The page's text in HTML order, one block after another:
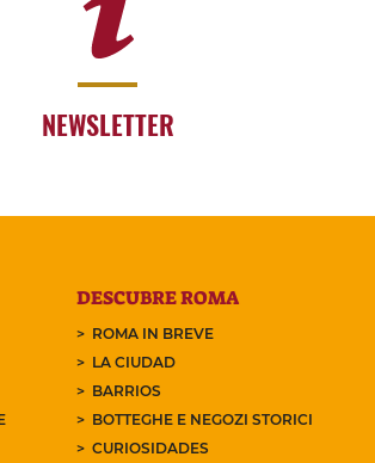
NEWSLETTER
DESCUBRE ROMA
ROMA IN BREVE
LA CIUDAD
BARRIOS
BOTTEGHE E NEGOZI STORICI
CURIOSIDADES